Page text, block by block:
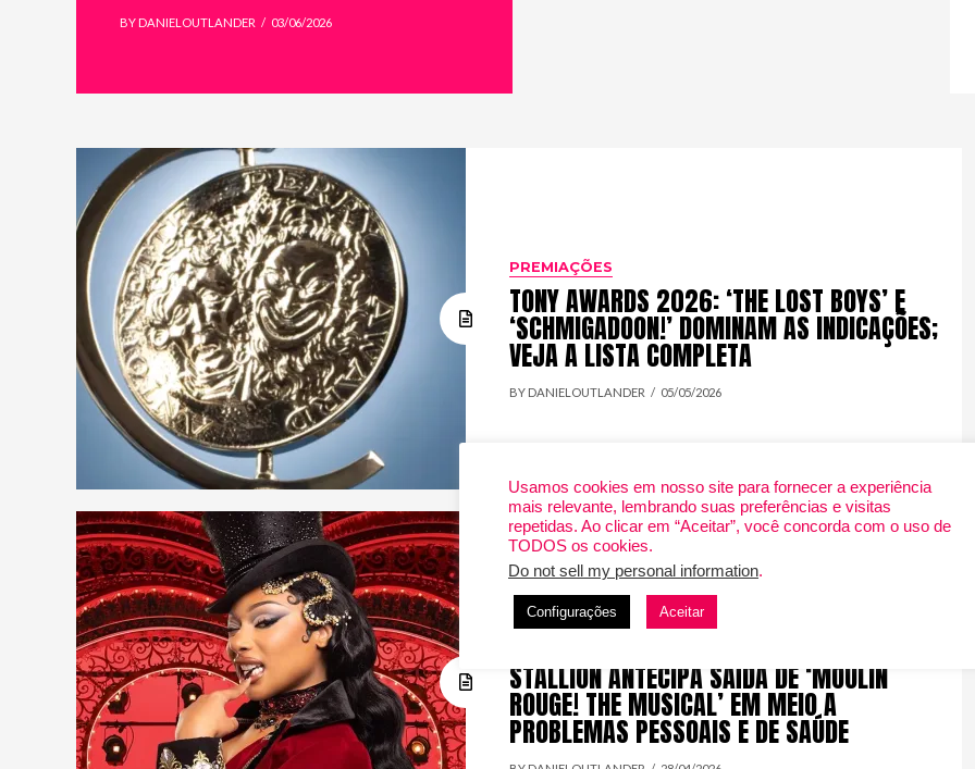
BY DANIELOUTLANDER 03/06/2026
PREMIAÇÕES
TONY AWARDS 2026: ‘THE LOST BOYS’ E
‘SCHMIGADOON!’ DOMINAM AS INDICAÇÕES;
VEJA A LISTA COMPLETA
BY DANIELOUTLANDER 05/05/2026
TEATRO
STALLION ANTECIPA SAÍDA DE ‘MOULIN
ROUGE! THE MUSICAL’ EM MEIO A
PROBLEMAS PESSOAIS E DE SAÚDE
Usamos cookies em nosso site para fornecer a experiência
mais relevante, lembrando suas preferências e visitas
repetidas. Ao clicar em “Aceitar”, você concorda com o uso de
TODOS os cookies.
Do not sell my personal information.
Configurações Aceitar